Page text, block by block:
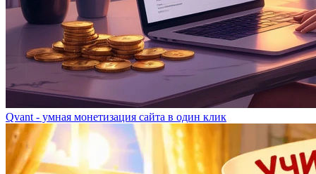
Qvant - умная монетизация сайта в один клик